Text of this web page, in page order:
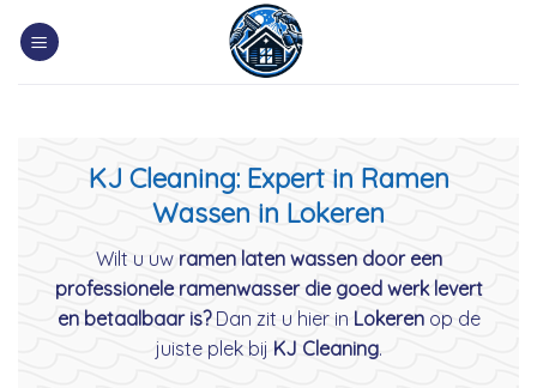
KJ Cleaning: Expert in Ramen
Wassen in Lokeren
Wilt u uw ramen laten wassen door een
professionele ramenwasser die goed werk levert
en betaalbaar is?Dan zit u hier in Lokerenop de
juiste plek bij KJ Cleaning.